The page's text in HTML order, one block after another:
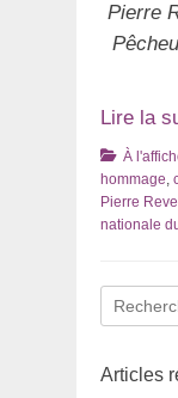
Pierre
Lire la
Catégories
À
hommage,
Pierre
nationale
pour
Articles